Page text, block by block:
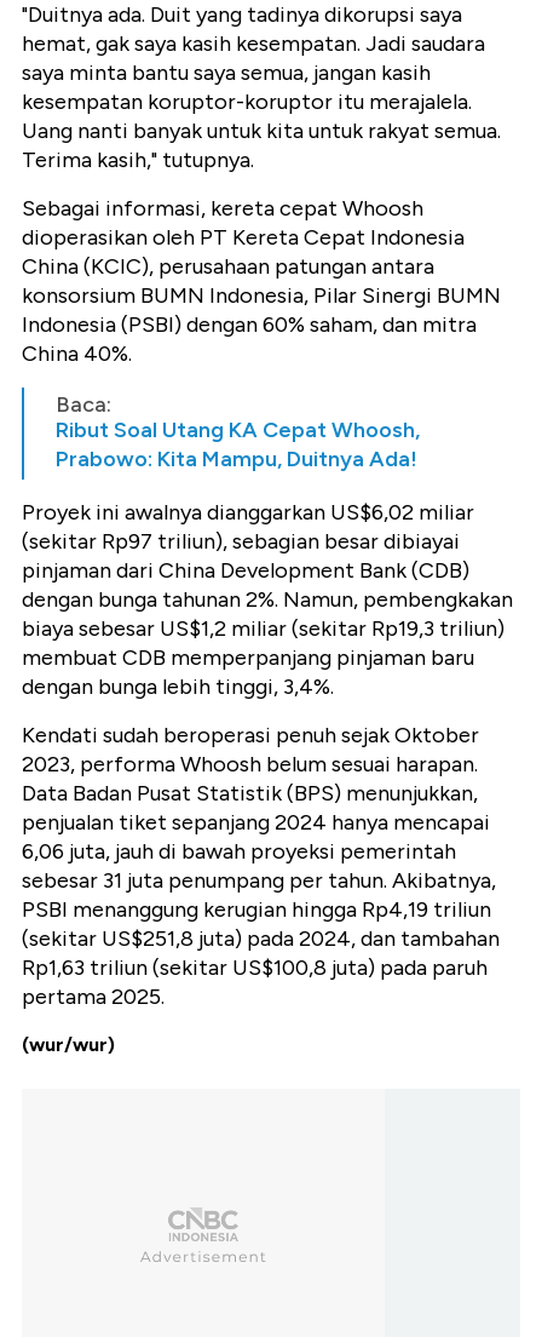
"Duitnya ada. Duit yang tadinya dikorupsi saya
hemat, gak saya kasih kesempatan. Jadi saudara
saya minta bantu saya semua, jangan kasih
kesempatan koruptor-koruptor itu merajalela.
Uang nanti banyak untuk kita untuk rakyat semua.
Terima kasih," tutupnya.
Sebagai informasi, kereta cepat Whoosh
dioperasikan oleh PT Kereta Cepat Indonesia
China (KCIC), perusahaan patungan antara
konsorsium BUMN Indonesia, Pilar Sinergi BUMN
Indonesia (PSBI) dengan 60% saham, dan mitra
China 40%.
Baca:
Ribut Soal Utang KA Cepat Whoosh,
Prabowo: Kita Mampu, Duitnya Ada!
Proyek ini awalnya dianggarkan US$6,02 miliar
(sekitar Rp97 triliun), sebagian besar dibiayai
pinjaman dari China Development Bank (CDB)
dengan bunga tahunan 2%. Namun, pembengkakan
biaya sebesar US$1,2 miliar (sekitar Rp19,3 triliun)
membuat CDB memperpanjang pinjaman baru
dengan bunga lebih tinggi, 3,4%.
Kendati sudah beroperasi penuh sejak Oktober
2023, performa Whoosh belum sesuai harapan.
Data Badan Pusat Statistik (BPS) menunjukkan,
penjualan tiket sepanjang 2024 hanya mencapai
6,06 juta, jauh di bawah proyeksi pemerintah
sebesar 31 juta penumpang per tahun. Akibatnya,
PSBI menanggung kerugian hingga Rp4,19 triliun
(sekitar US$251,8 juta) pada 2024, dan tambahan
Rp1,63 triliun (sekitar US$100,8 juta) pada paruh
pertama 2025.
(wur/wur)